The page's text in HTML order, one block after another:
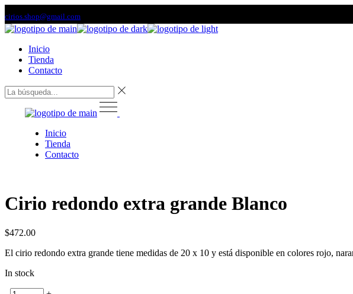
al
contenido
cirios.shop@gmail.com
Inicio
Tienda
Contacto
Inicio
Tienda
Contacto
Cirio redondo extra grande Blanco
$472.00
El cirio redondo extra grande tiene medidas de 20 x 10 y está disponible en colores rojo,
In stock